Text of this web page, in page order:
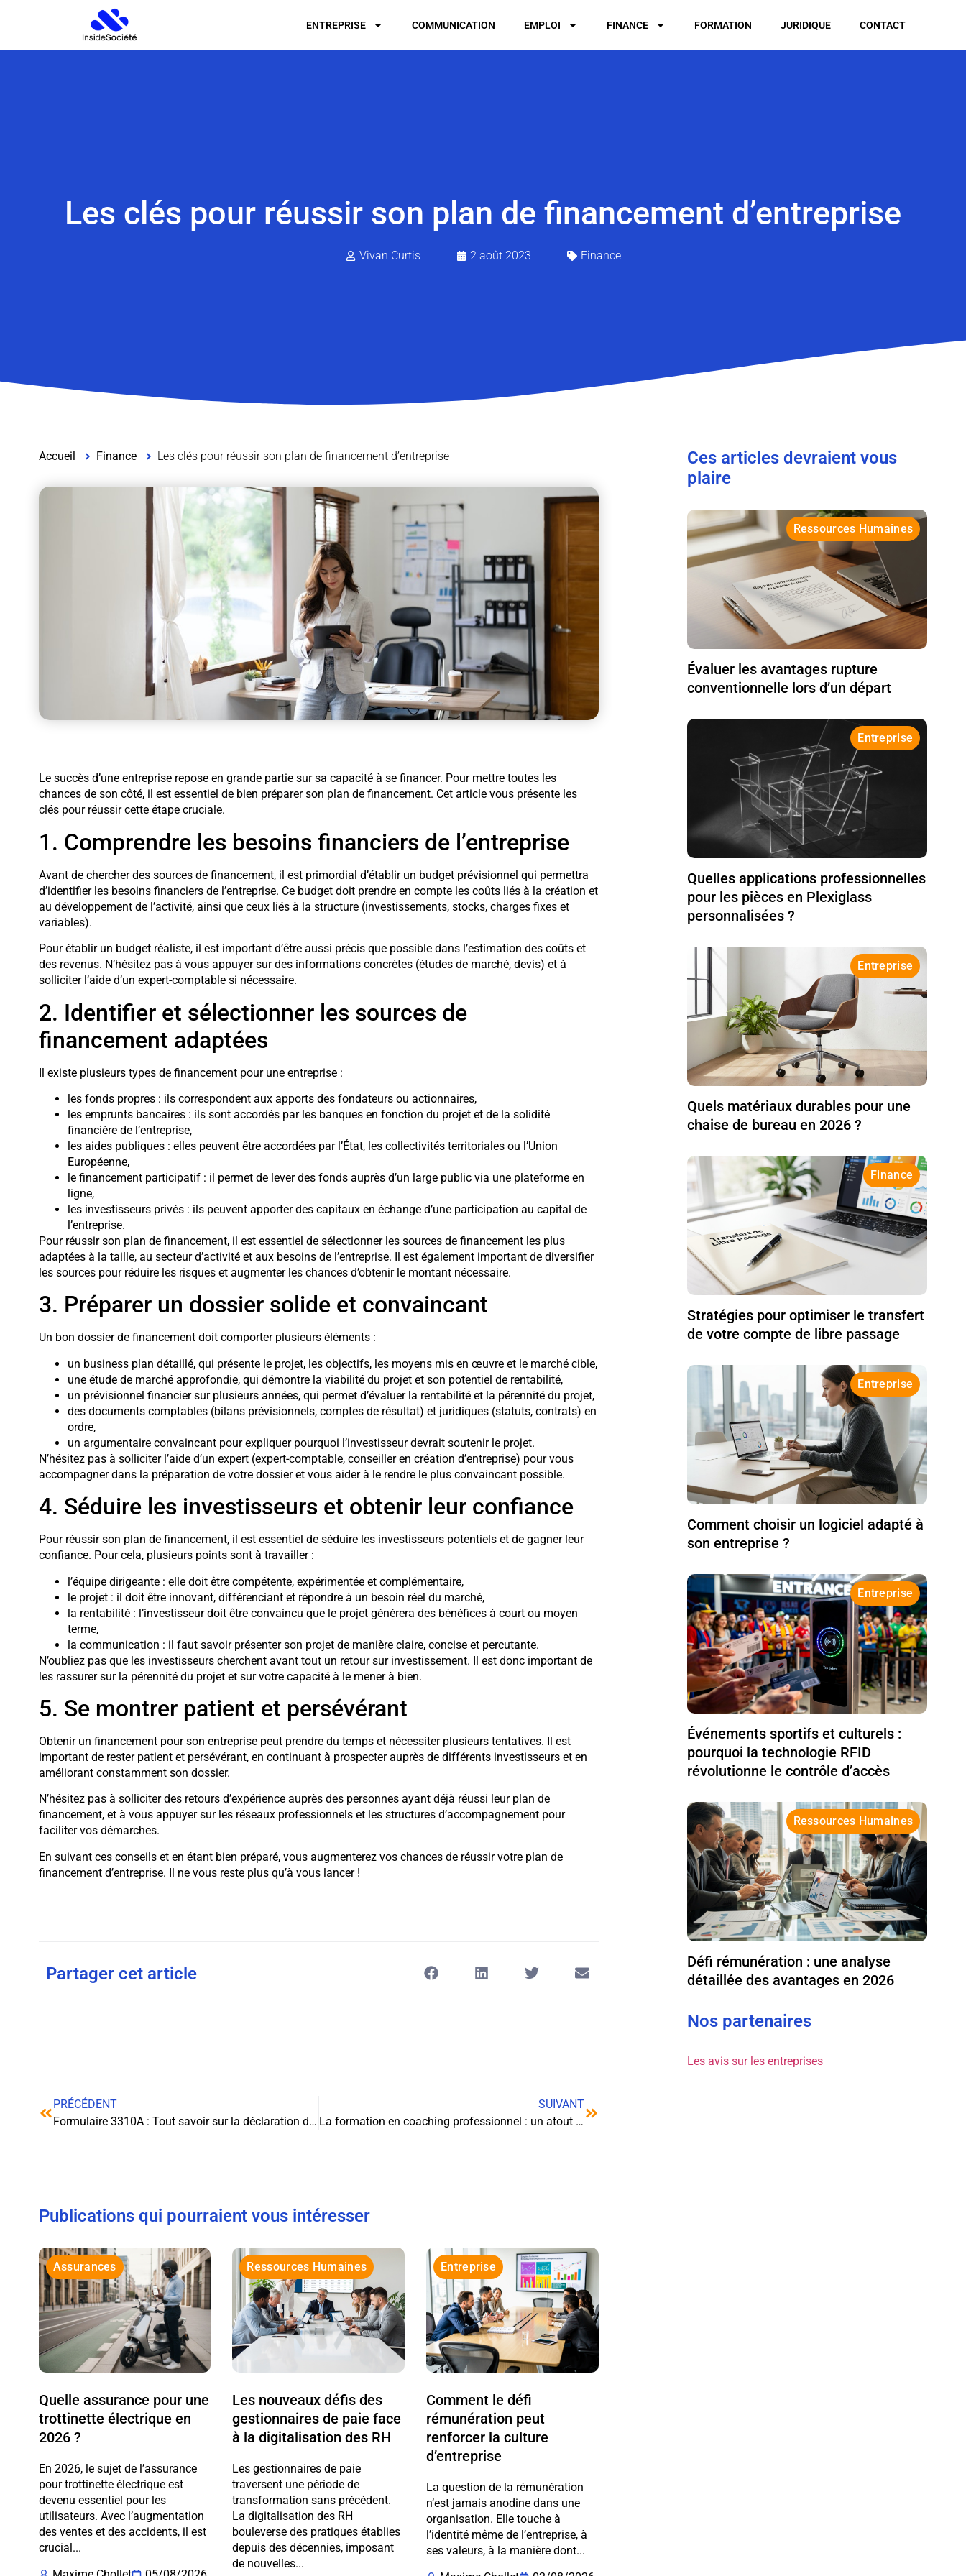
ENTREPRISE COMMUNICATION EMPLOI FINANCE FORMATION JURIDIQUE CONTACT
Les clés pour réussir son plan de financement d’entreprise
Vivan Curtis 2 août 2023 Finance
Accueil Finance Les clés pour réussir son plan de financement d’entreprise
Le succès d’une entreprise repose en grande partie sur sa capacité à se financer. Pour mettre toutes les
chances de son côté, il est essentiel de bien préparer son plan de financement. Cet article vous présente les
clés pour réussir cette étape cruciale.
1. Comprendre les besoins financiers de l’entreprise
Avant de chercher des sources de financement, il est primordial d’établir un budget prévisionnel qui permettra
d’identifier les besoins financiers de l’entreprise. Ce budget doit prendre en compte les coûts liés à la création et
au développement de l’activité, ainsi que ceux liés à la structure (investissements, stocks, charges fixes et
variables).
Pour établir un budget réaliste, il est important d’être aussi précis que possible dans l’estimation des coûts et
des revenus. N’hésitez pas à vous appuyer sur des informations concrètes (études de marché, devis) et à
solliciter l’aide d’un expert-comptable si nécessaire.
2. Identifier et sélectionner les sources de
financement adaptées
Il existe plusieurs types de financement pour une entreprise :
les fonds propres : ils correspondent aux apports des fondateurs ou actionnaires,
les emprunts bancaires : ils sont accordés par les banques en fonction du projet et de la solidité
financière de l’entreprise,
les aides publiques : elles peuvent être accordées par l’État, les collectivités territoriales ou l’Union
Européenne,
le financement participatif : il permet de lever des fonds auprès d’un large public via une plateforme en
ligne,
les investisseurs privés : ils peuvent apporter des capitaux en échange d’une participation au capital de
l’entreprise.
Pour réussir son plan de financement, il est essentiel de sélectionner les sources de financement les plus
adaptées à la taille, au secteur d’activité et aux besoins de l’entreprise. Il est également important de diversifier
les sources pour réduire les risques et augmenter les chances d’obtenir le montant nécessaire.
3. Préparer un dossier solide et convaincant
Un bon dossier de financement doit comporter plusieurs éléments :
un business plan détaillé, qui présente le projet, les objectifs, les moyens mis en œuvre et le marché cible,
une étude de marché approfondie, qui démontre la viabilité du projet et son potentiel de rentabilité,
un prévisionnel financier sur plusieurs années, qui permet d’évaluer la rentabilité et la pérennité du projet,
des documents comptables (bilans prévisionnels, comptes de résultat) et juridiques (statuts, contrats) en
ordre,
un argumentaire convaincant pour expliquer pourquoi l’investisseur devrait soutenir le projet.
N’hésitez pas à solliciter l’aide d’un expert (expert-comptable, conseiller en création d’entreprise) pour vous
accompagner dans la préparation de votre dossier et vous aider à le rendre le plus convaincant possible.
4. Séduire les investisseurs et obtenir leur confiance
Pour réussir son plan de financement, il est essentiel de séduire les investisseurs potentiels et de gagner leur
confiance. Pour cela, plusieurs points sont à travailler :
l’équipe dirigeante : elle doit être compétente, expérimentée et complémentaire,
le projet : il doit être innovant, différenciant et répondre à un besoin réel du marché,
la rentabilité : l’investisseur doit être convaincu que le projet générera des bénéfices à court ou moyen
terme,
la communication : il faut savoir présenter son projet de manière claire, concise et percutante.
N’oubliez pas que les investisseurs cherchent avant tout un retour sur investissement. Il est donc important de
les rassurer sur la pérennité du projet et sur votre capacité à le mener à bien.
5. Se montrer patient et persévérant
Obtenir un financement pour son entreprise peut prendre du temps et nécessiter plusieurs tentatives. Il est
important de rester patient et persévérant, en continuant à prospecter auprès de différents investisseurs et en
améliorant constamment son dossier.
N’hésitez pas à solliciter des retours d’expérience auprès des personnes ayant déjà réussi leur plan de
financement, et à vous appuyer sur les réseaux professionnels et les structures d’accompagnement pour
faciliter vos démarches.
En suivant ces conseils et en étant bien préparé, vous augmenterez vos chances de réussir votre plan de
financement d’entreprise. Il ne vous reste plus qu’à vous lancer !
Partager cet article
PRÉCÉDENT
Formulaire 3310A : Tout savoir sur la déclaration de TVA
SUIVANT
La formation en coaching professionnel : un atout indispensable pour les entreprises et les individus
Publications qui pourraient vous intéresser
Assurances
Quelle assurance pour une
trottinette électrique en
2026 ?
En 2026, le sujet de l’assurance
pour trottinette électrique est
devenu essentiel pour les
utilisateurs. Avec l’augmentation
des ventes et des accidents, il est
crucial...
Ressources Humaines
Les nouveaux défis des
gestionnaires de paie face
à la digitalisation des RH
Les gestionnaires de paie
traversent une période de
transformation sans précédent.
La digitalisation des RH
bouleverse des pratiques établies
depuis des décennies, imposant
de nouvelles...
Entreprise
Comment le défi
rémunération peut
renforcer la culture
d’entreprise
La question de la rémunération
n’est jamais anodine dans une
organisation. Elle touche à
l’identité même de l’entreprise, à
ses valeurs, à la manière dont...
Ces articles devraient vous
plaire
Ressources Humaines
Évaluer les avantages rupture
conventionnelle lors d’un départ
Entreprise
Quelles applications professionnelles
pour les pièces en Plexiglass
personnalisées ?
Entreprise
Quels matériaux durables pour une
chaise de bureau en 2026 ?
Finance
Stratégies pour optimiser le transfert
de votre compte de libre passage
Entreprise
Comment choisir un logiciel adapté à
son entreprise ?
Entreprise
Événements sportifs et culturels :
pourquoi la technologie RFID
révolutionne le contrôle d’accès
Ressources Humaines
Défi rémunération : une analyse
détaillée des avantages en 2026
Nos partenaires
Les avis sur les entreprises